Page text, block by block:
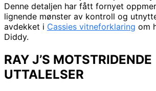
Denne detaljen har fått fornyet
lignende mønster av kontroll og
avdekket i Cassies vitneforklaring om
Diddy.
RAY J’S MOTSTRIDENDE
UTTALELSER